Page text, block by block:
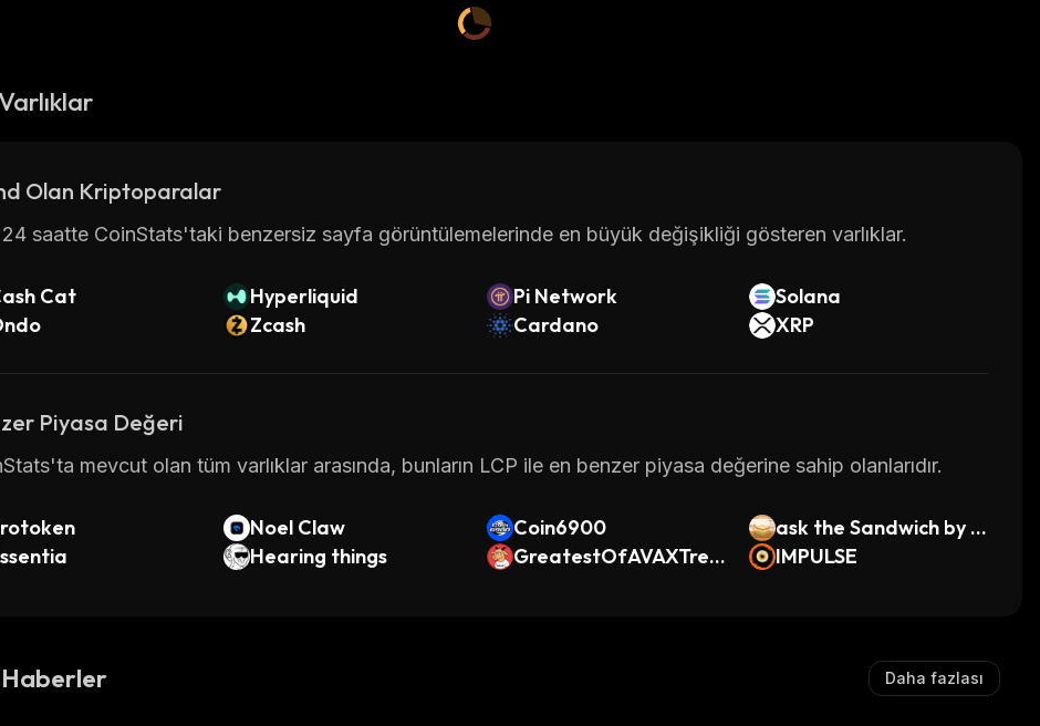
Olan Kriptoparalar
saatte CoinStats'taki benzersiz sayfa görüntülemelerinde en büyük değişikliği gösteren varlıklar.
Cat Hyperliquid Pi Network
Solana
Zcash Cardano XRP
Piyasa Değeri
mevcut olan tüm varlıklar arasında, bunların LCP ile en benzer piyasa değerine sahip olanlarıdır.
Noel Claw Coin6900
ask the Sandwich by V
irtuals
Hearing things
GreatestOfAVAXTren
IMPULSE
Haberler Daha fazlası